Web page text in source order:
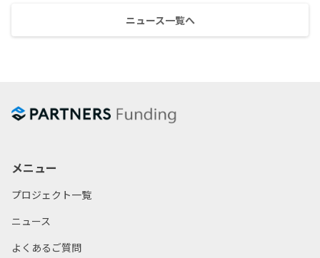
ニュース一覧へ
メニュー
プロジェクト一覧
ニュース
よくあるご質問